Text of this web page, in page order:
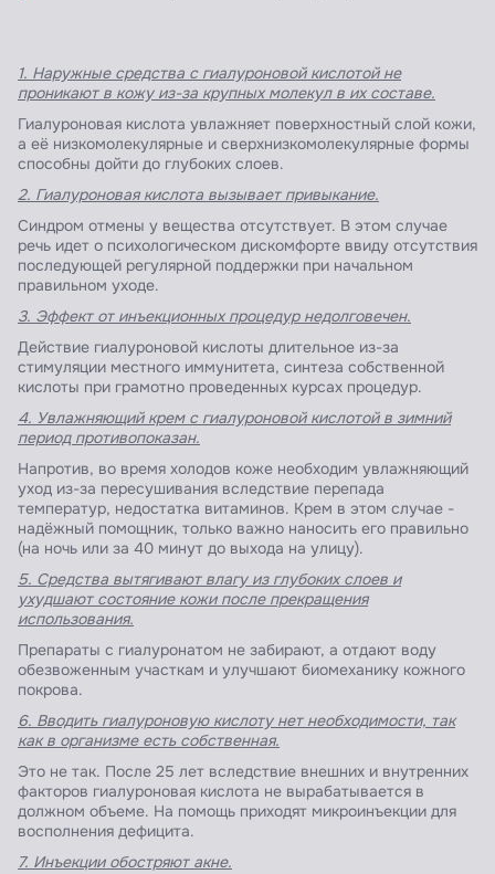
1. Наружные средства с гиалуроновой кислотой не
проникают в кожу из-за крупных молекул в их составе.
Гиалуроновая кислота увлажняет поверхностный слой кожи,
а её низкомолекулярные и сверхнизкомолекулярные формы
способны дойти до глубоких слоев.
2. Гиалуроновая кислота вызывает привыкание.
Синдром отмены у вещества отсутствует. В этом случае
речь идет о психологическом дискомфорте ввиду отсутствия
последующей регулярной поддержки при начальном
правильном уходе.
3. Эффект от инъекционных процедур недолговечен.
Действие гиалуроновой кислоты длительное из-за
стимуляции местного иммунитета, синтеза собственной
кислоты при грамотно проведенных курсах процедур.
4. Увлажняющий крем с гиалуроновой кислотой в зимний
период противопоказан.
Напротив, во время холодов коже необходим увлажняющий
уход из-за пересушивания вследствие перепада
температур, недостатка витаминов. Крем в этом случае -
надёжный помощник, только важно наносить его правильно
(на ночь или за 40 минут до выхода на улицу).
5. Средства вытягивают влагу из глубоких слоев и
ухудшают состояние кожи после прекращения
использования.
Препараты с гиалуронатом не забирают, а отдают воду
обезвоженным участкам и улучшают биомеханику кожного
покрова.
6. Вводить гиалуроновую кислоту нет необходимости, так
как в организме есть собственная.
Это не так. После 25 лет вследствие внешних и внутренних
факторов гиалуроновая кислота не вырабатывается в
должном объеме. На помощь приходят микроинъекции для
восполнения дефицита.
7. Инъекции обостряют акне.